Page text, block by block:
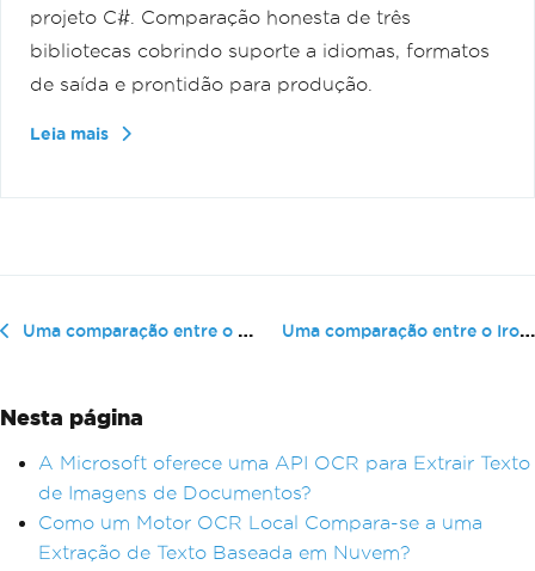
projeto C#. Comparação honesta de três
bibliotecas cobrindo suporte a idiomas, formatos
de saída e prontidão para produção.
Leia mais
Uma comparação entre o IronOCR e o Dynamsoft OCR. Uma comparação entre o IronOCR e ...
Nesta página
A Microsoft oferece uma API OCR para Extrair Texto
de Imagens de Documentos?
Como um Motor OCR Local Compara-se a uma
Extração de Texto Baseada em Nuvem?